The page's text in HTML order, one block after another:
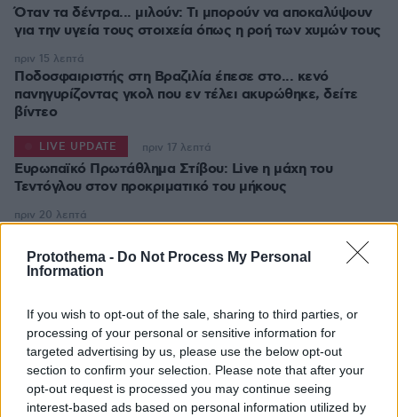
Protothema - Do Not Process My Personal
Information
If you wish to opt-out of the sale, sharing to third parties, or
processing of your personal or sensitive information for
targeted advertising by us, please use the below opt-out
section to confirm your selection. Please note that after your
opt-out request is processed you may continue seeing
interest-based ads based on personal information utilized by
Όταν τα δέντρα... μιλούν: Τι μπορούν να αποκαλύψουν
για την υγεία τους στοιχεία όπως η ροή των χυμών τους
Ποδοσφαιριστής στη Βραζιλία έπεσε στο... κενό
πανηγυρίζοντας γκολ που εν τέλει ακυρώθηκε, δείτε
βίντεο
πριν 15 λεπτά
Ευρωπαϊκό Πρωτάθλημα Στίβου: Live η μάχη του
Τεντόγλου στον προκριματικό του μήκους
LIVE UPDATE πριν 17 λεπτά
λαθραία τσιγάρα στις αποσκευές τους, συνελήφθησαν
δύο γυναίκες
πριν 20 λεπτά
ΔΕΙΤΕ ΟΛΕΣ ΤΙΣ ΕΙΔΗΣΕΙΣ
ΤΑ ΠΙΟ ΔΗΜΟΦΙΛΗ